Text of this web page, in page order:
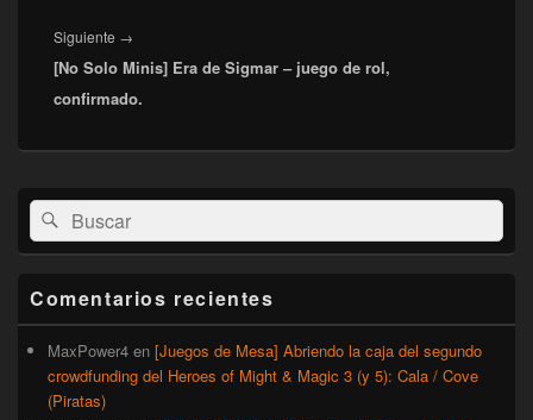
Siguiente →
siguiente:
[No Solo Minis] Era de Sigmar – juego de rol,
confirmado.
área
de
widget
lateral
primaria
Buscar
por:
Buscar
Comentarios recientes
MaxPower4 en [Juegos de Mesa] Abriendo la caja del segundo
crowdfunding del Heroes of Might & Magic 3 (y 5): Cala / Cove
(Piratas)